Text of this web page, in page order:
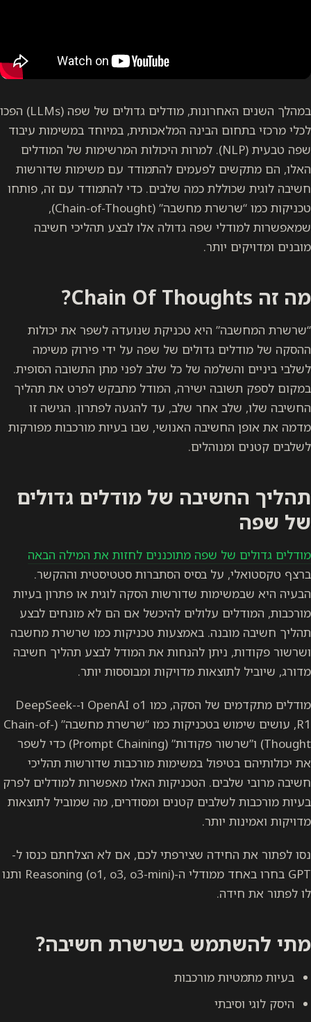
במהלך השנים האחרונות, מודלים גדולים של שפה (LLMs) הפכו
לכלי מרכזי בתחום הבינה המלאכותית, במיוחד במשימות עיבוד
שפה טבעית (NLP). למרות היכולות המרשימות של המודלים
האלו, הם מתקשים לפעמים להתמודד עם משימות שדורשות
חשיבה לוגית שכוללת כמה שלבים. כדי להתמודד עם זה, פותחו
טכניקות כמו “שרשרת מחשבה” (Chain-of-Thought),
שמאפשרות למודלי שפה גדולה אלו לבצע תהליכי חשיבה
מובנים ומדויקים יותר.
מה זה Chain Of Thoughts?
“שרשרת המחשבה” היא טכניקת שנועדה לשפר את יכולות
ההסקה של מודלים גדולים של שפה על ידי פירוק משימה
לשלבי ביניים והשלמה של כל שלב לפני מתן התשובה הסופית.
במקום לספק תשובה ישירה, המודל מתבקש לפרט את תהליך
החשיבה שלו, שלב אחר שלב, עד להגעה לפתרון. הגישה זו
מדמה את אופן החשיבה האנושי, שבו בעיות מורכבות מפורקות
לשלבים קטנים ומנוהלים.
תהליך החשיבה של מודלים גדולים
של שפה
מודלים גדולים של שפה מתוכננים לחזות את המילה הבאה
ברצף טקסטואלי, על בסיס הסתברות סטטיסטית וההקשר.
הבעיה היא שבמשימות שדורשות הסקה לוגית או פתרון בעיות
מורכבות, המודלים עלולים להיכשל אם הם לא מונחים לבצע
תהליך חשיבה מובנה. באמצעות טכניקות כמו שרשרת מחשבה
ושרשור פקודות, ניתן להנחות את המודל לבצע תהליך חשיבה
מדורג, שיוביל לתוצאות מדויקות ומבוססות יותר.
מודלים מתקדמים של הסקה, כמו OpenAI o1 ו-DeepSeek-
R1, עושים שימוש בטכניקות כמו “שרשרת מחשבה” (Chain-of-
Thought) ו”שרשור פקודות” (Prompt Chaining) כדי לשפר
את יכולותיהם בטיפול במשימות מורכבות שדורשות תהליכי
חשיבה מרובי שלבים. הטכניקות האלו מאפשרות למודלים לפרק
בעיות מורכבות לשלבים קטנים ומסודרים, מה שמוביל לתוצאות
מדויקות ואמינות יותר.
נסו לפתור את החידה שצירפתי לכם, אם לא הצלחתם כנסו ל-
GPT בחרו באחד ממודלי ה-Reasoning (o1, o3, o3-mini) ותנו
לו לפתור את חידה.
מתי להשתמש בשרשרת חשיבה?
בעיות מתמטיות מורכבות
היסק לוגי וסיבתי